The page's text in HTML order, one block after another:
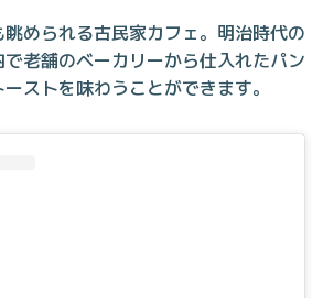
められる古民家カフェ。明治時代の
老舗のベーカリーから仕入れたパン
ストを味わうことができます。